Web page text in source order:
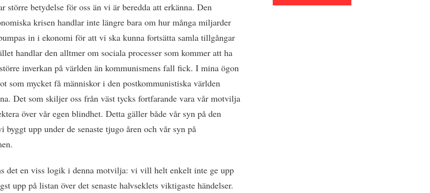
större betydelse för oss än vi är beredda att erkänna. Den
krisen handlar inte längre bara om hur många miljarder
in i ekonomi för att vi ska kunna fortsätta samla tillgångar
handlar den alltmer om sociala processer som kommer att ha
inverkan på världen än kommunismens fall fick. I mina ögon
som mycket få människor i den postkommunistiska världen
Det som skiljer oss från väst tycks fortfarande vara vår motvilja
över vår egen blindhet. Detta gäller både vår syn på den
byggt upp under de senaste tjugo åren och vår syn på
det en viss logik i denna motvilja: vi vill helt enkelt inte ge upp
upp på listan över det senaste halvseklets viktigaste händelser.